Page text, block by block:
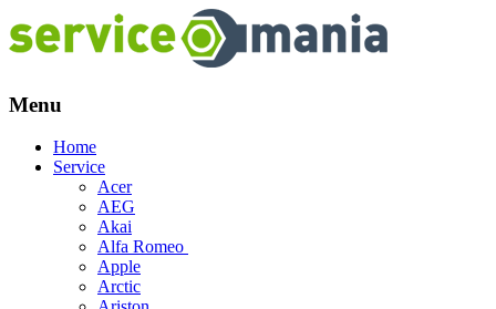
Menu
Skip
Home
Service
Acer
AEG
Akai
Alfa Romeo
Apple
Arctic